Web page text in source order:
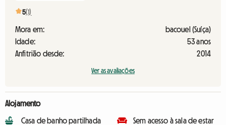
5(1)
Mora em:
bacouel (Suíça)
Idade:
53 anos
Anfitrião desde:
2014
Ver as avaliações
Alojamento
Casa de banho partilhada
Sem acesso à sala de estar